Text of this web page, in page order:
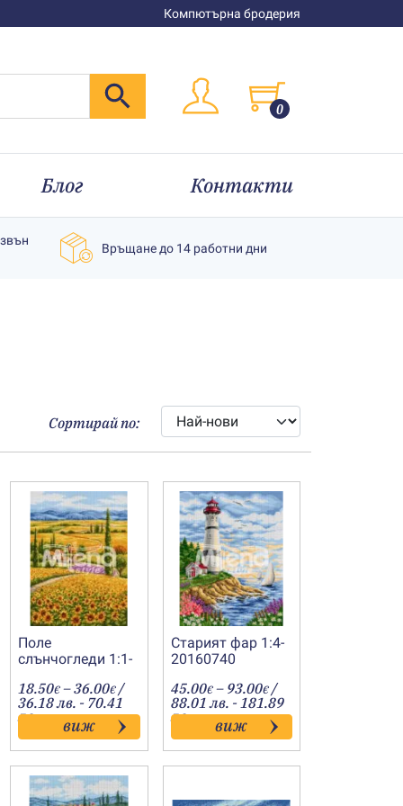
Компютърна бродерия
0
Блог Контакти
Връщане до 14 работни дни
Сортирай по:
Поле
слънчогледи 1:1-
18.50€ –36.00€Price
range:
18.50€
through
36.00€
/
36.18 лв. - 70.41
лв. виж
Старият фар 1:4-
20160740
45.00€ – 93.00€Price
range:
45.00€
through
93.00€
/
88.01 лв. - 181.89
лв. виж